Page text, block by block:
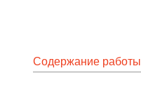
Содержание работы